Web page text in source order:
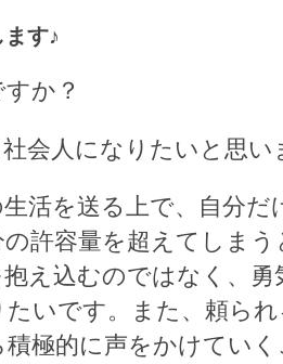
す♪
か？
会人になりたいと思い
活を送る上で、自分だ
許容量を超えてしま
え込むのではなく、勇
いです。また、頼ら
極的に声をかけてい